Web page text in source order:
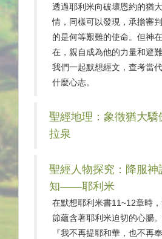
透過耶利米向破壞恩約的猶
情，同樣可以發現，承擔審
的是何等艱難的使命。但神
在，親自成為他的力量和避難
我們一起默想經文，查考當
什麼心志。
聖經地理：象徵猶大
拉泉
聖經人物探究：降服神
知——耶利米
在默想耶利米書11~12章時
節蘊含著耶利米迫切的心腸
『我不再提耶和華，也不再